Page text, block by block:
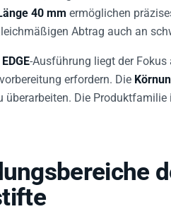
40 mm ermöglichen
Abtrag auch an
-Ausführung liegt der
erfordern. Die
überarbeiten. Die